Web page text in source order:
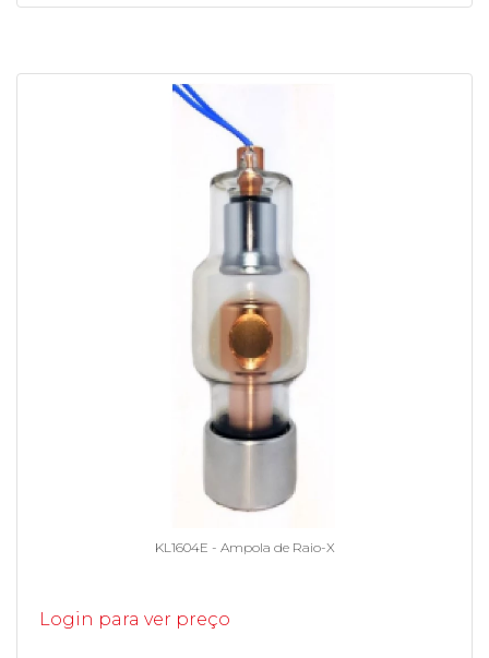
KL1604E - Ampola de Raio-X
Login para ver preço